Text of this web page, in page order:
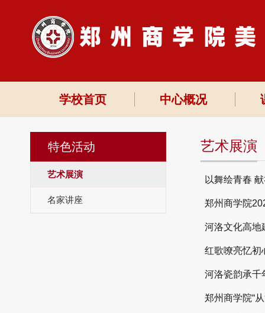
学校首页 中心概况
特色活动
艺术展演
名家讲座
艺术展演
以舞绘青春
郑州商学院
河洛文化高地
红歌嘹亮忆初
河洛瓷韵承
郑州商学院“